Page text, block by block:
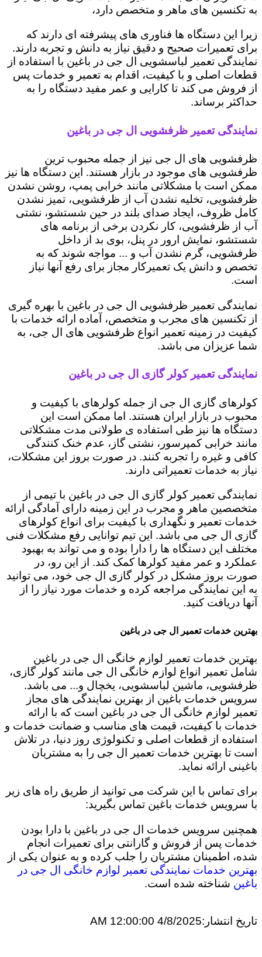
به تکنسین های ماهر و متخصص دارد،
زیرا این دستگاه ها فناوری های پیشرفته ای دارند که
برای تعمیرات صحیح و دقیق نیاز به دانش و تجربه دارند.
نمایندگی تعمیر لباسشویی ال جی در باغین با استفاده از
قطعات اصلی و با کیفیت، اقدام به تعمیر و خدمات پس
از فروش می کند تا کارایی و عمر مفید دستگاه را به
حداکثر برساند.
نمایندگی تعمیر ظرفشویی ال جی در باغین
ظرفشویی های ال جی نیز از جمله محبوب ترین
ظرفشویی های موجود در بازار هستند. این دستگاه ها نیز
ممکن است با مشکلاتی مانند خرابی پمپ، روشن نشدن
ظرفشویی، تخلیه نشدن آب از ظرفشویی، تمیز نشدن
کامل ظروف، ایجاد صدای بلند در حین شستشو، نشتی
آب از ظرفشویی، کار نکردن برخی از برنامه های
شستشو، نمایش ارور در پنل، بوی بد از داخل
ظرفشویی، گرم نشدن آب و ... مواجه شوند که به
تخصص و دانش یک تعمیرکار مجاز برای رفع آنها نیاز
است.
نمایندگی تعمیر ظرفشویی ال جی در باغین با بهره گیری
از تکنسین های مجرب و متخصص، آماده ارائه خدمات با
کیفیت در زمینه تعمیر انواع ظرفشویی های ال جی، به
شما عزیزان می باشد.
نمایندگی تعمیر کولر گازی ال جی در باغین
کولرهای گازی ال جی از جمله کولرهای با کیفیت و
محبوب در بازار ایران هستند. اما ممکن است این
دستگاه ها نیز طی استفاده ی طولانی مدت مشکلاتی
مانند خرابی کمپرسور، نشتی گاز، عدم خنک کنندگی
کافی و غیره را تجربه کنند. در صورت بروز این مشکلات،
نیاز به خدمات تعمیراتی دارند.
نمایندگی تعمیر کولر گازی ال جی در باغین با تیمی از
متخصصین ماهر و مجرب در این زمینه دارای آمادگی ارائه
خدمات تعمیر و نگهداری با کیفیت برای انواع کولرهای
گازی ال جی می باشد. این تیم توانایی رفع مشکلات فنی
مختلف این دستگاه ها را دارا بوده و می تواند به بهبود
عملکرد و عمر مفید کولرها کمک کند. از این رو، در
صورت بروز مشکل در کولر گازی ال جی خود، می توانید
به این نمایندگی مراجعه کرده و خدمات مورد نیاز را از
آنها دریافت کنید.
بهترین خدمات تعمیر ال جی در باغین
بهترین خدمات تعمیر لوازم خانگی ال جی در باغین
شامل تعمیر انواع لوازم خانگی ال جی مانند کولر گازی،
ظرفشویی، ماشین لباسشویی، یخچال و... می باشد.
سرویس خدمات باغین از بهترین نمایندگی های مجاز
تعمیر لوازم خانگی ال جی در باغین است که با ارائه
خدمات با کیفیت، قیمت های مناسب و ضمانت خدمات و
استفاده از قطعات اصلی و تکنولوژی روز دنیا، در تلاش
است تا بهترین خدمات تعمیر ال جی را به مشتریان
باغینی ارائه نماید.
برای تماس با این شرکت می توانید از طریق راه های زیر
با سرویس خدمات باغین تماس بگیرید:
همچنین سرویس خدمات ال جی در باغین با دارا بودن
خدمات پس از فروش و گارانتی برای تعمیرات انجام
شده، اطمینان مشتریان را جلب کرده و به عنوان یکی از
بهترین خدمات نمایندگی تعمیر لوازم خانگی ال جی در
باغین شناخته شده است.
تاریخ انتشار:4/8/2025 12:00:00 AM